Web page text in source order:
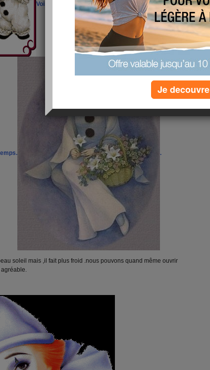
Voila un mois réjouissant ??Et oui c'est le mois qui
.
soleil mais ,il fait plus froid .nous pouvons quand même ouvrir
agréable.
Je decouvre